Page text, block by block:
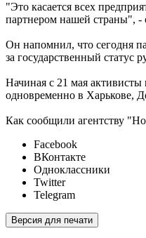
"Это касается всех
партнером нашей страны", -
Он напомнил, что сегодня
за государственный статус
Начиная с 21 мая активисты
одновременно в Харькове,
Как сообщили агентству
Facebook
ВКонтакте
Одноклассники
Twitter
Telegram
Версия для печати